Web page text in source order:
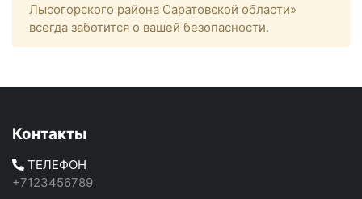
Лысогорского района Саратовской области»
всегда заботится о вашей безопасности.
Контакты
ТЕЛЕФОН
+7123456789